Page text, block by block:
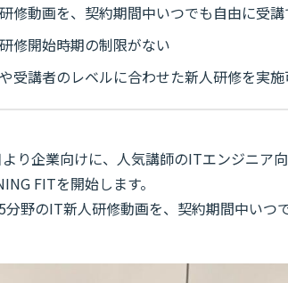
修動画を、契約期間中いつでも自由に受講
修開始時期の制限がない
受講者のレベルに合わせた新人研修を実
り企業向けに、人気講師のITエンジニア
FITを開始します。
野のIT新人研修動画を、契約期間中いつ